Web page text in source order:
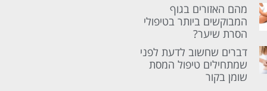
מהם האזורים בגוף
המבוקשים ביותר בטיפולי
הסרת שיער?
דברים שחשוב לדעת לפני
שמתחילים טיפול המסת
שומן בקור